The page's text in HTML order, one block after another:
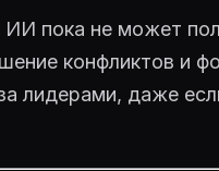
ИИ пока не может
конфликтов и
лидерами, даже